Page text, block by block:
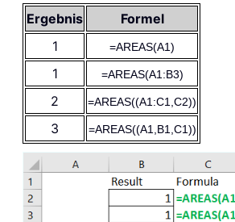
Ergebnis
Formel
1
=AREAS(A1)
1 =AREAS(A1:B3)
2 =AREAS((A1:C1,C2))
3 =AREAS((A1,B1,C1))